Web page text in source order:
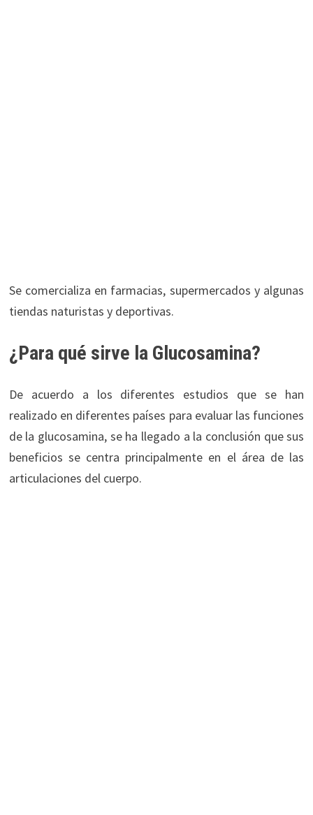
Se comercializa en farmacias, supermercados y algunas
tiendas naturistas y deportivas.
¿Para qué sirve la Glucosamina?
De acuerdo a los diferentes estudios que se han
realizado en diferentes países para evaluar las funciones
de la glucosamina, se ha llegado a la conclusión que sus
beneficios se centra principalmente en el área de las
articulaciones del cuerpo.